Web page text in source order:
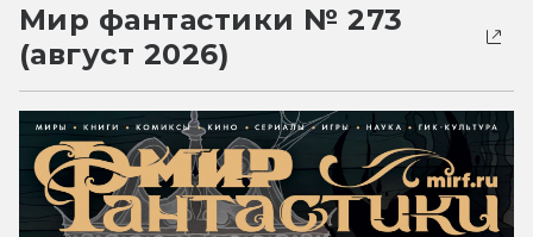
Мир фантастики № 273
(август 2026)